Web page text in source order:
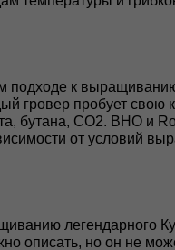
подходе к
гровер пробует
бутана, CO2. BHO и
от условий
легендарного
описать, но он не